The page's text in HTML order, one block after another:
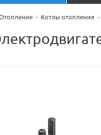
Котлы отопления